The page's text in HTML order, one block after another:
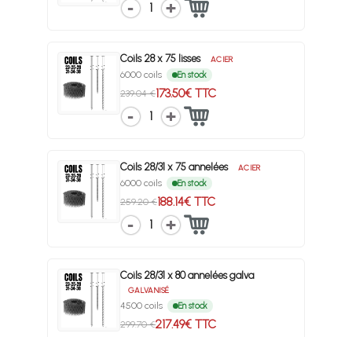
1
Coils 28 x 75 lisses ACIER
6000 coils En stock
239.04 €173.50€ TTC
1
Coils 28/31 x 75 annelées ACIER
6000 coils En stock
259.20 €188.14€ TTC
1
Coils 28/31 x 80 annelées galva
GALVANISÉ
4500 coils En stock
299.70 €217.49€ TTC